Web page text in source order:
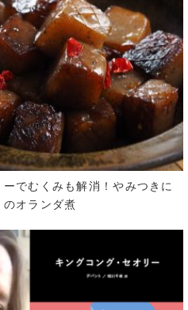
ーでむくみも解消！やみつきに
オランダ煮